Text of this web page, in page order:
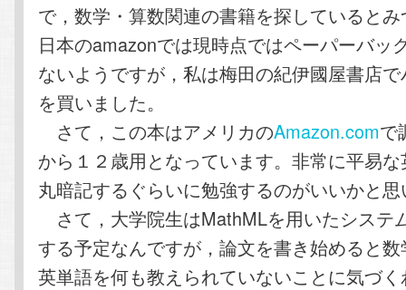
で，数学・算数関連の書籍を探していると
日本のamazonでは現時点ではペーパーバッ
ないようですが，私は梅田の紀伊國屋書店
を買いました。
さて，この本はアメリカのAmazon.comで
から１２歳用となっています。非常に平易
丸暗記するぐらいに勉強するのがいいかと
さて，大学院生はMathMLを用いたシステ
する予定なんですが，論文を書き始めると
英単語を何も教えられていないことに気づ